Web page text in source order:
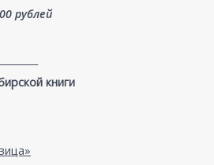
рублей
книги